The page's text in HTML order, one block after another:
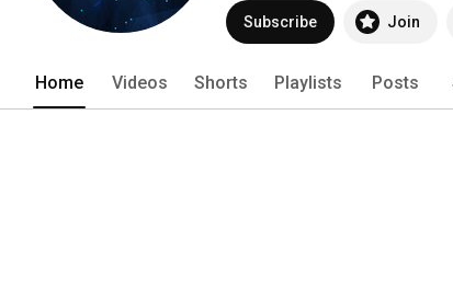
Subscribe Join
Home Videos Shorts Playlists Posts